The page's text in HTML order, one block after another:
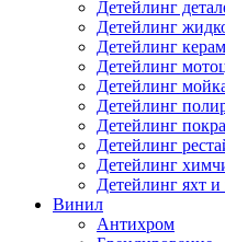
Детейлинг
Детейлинг
Детейлинг
Детейлинг
Детейлинг
Детейлинг
Детейлинг
Детейлинг
Детейлинг
Детейлинг яхт и
Винил
Антихром